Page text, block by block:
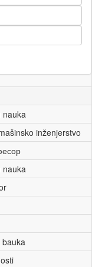
nauka
inženjerstvo
nauka
bauka